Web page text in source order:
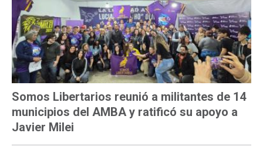
Somos Libertarios reunió a militantes de 14
municipios del AMBA y ratificó su apoyo a
Javier Milei